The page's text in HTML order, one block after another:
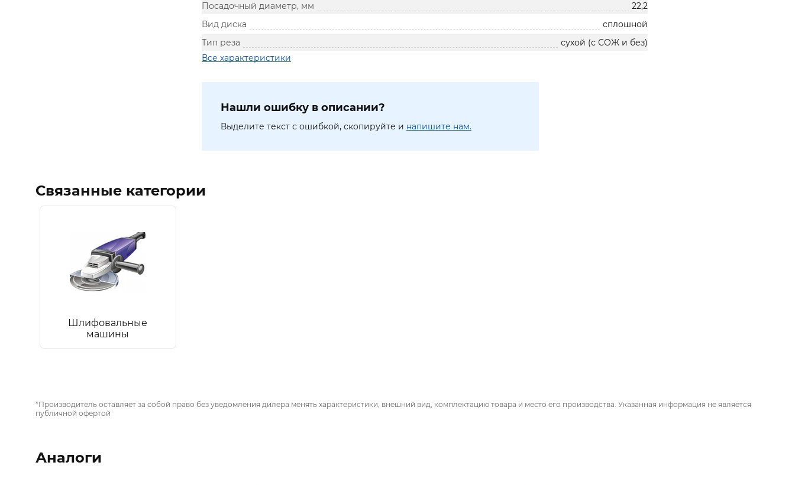
Посадочный диаметр, мм
22,2
Вид диска
сплошной
Тип реза
сухой (с СОЖ и без)
Все характеристики
Нашли ошибку в описании?
Выделите текст с ошибкой, скопируйте и напишите нам.
Связанные категории
Шлифовальные
машины
*Производитель оставляет за собой право без уведомления дилера менять характеристики, внешний вид, комплектацию товара и место его производства. Указанная информация не является
публичной офертой
Аналоги